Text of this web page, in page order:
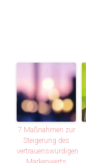
7 Maßnahmen zur
Steigerung des
vertrauenswürdigen